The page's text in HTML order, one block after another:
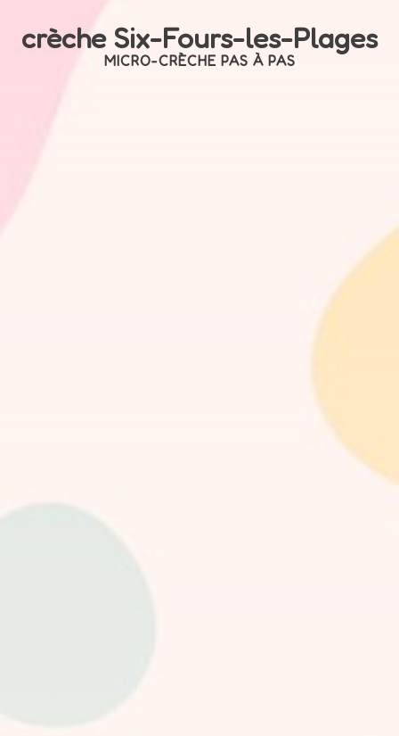
crèche Six-Fours-les-Plages
MICRO-CRÈCHE PAS À PAS